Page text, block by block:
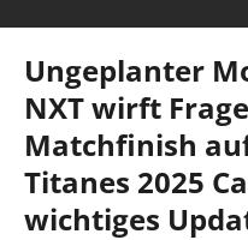
Ungeplanter
NXT wirft
Matchfinish
Titanes 2025
wichtiges